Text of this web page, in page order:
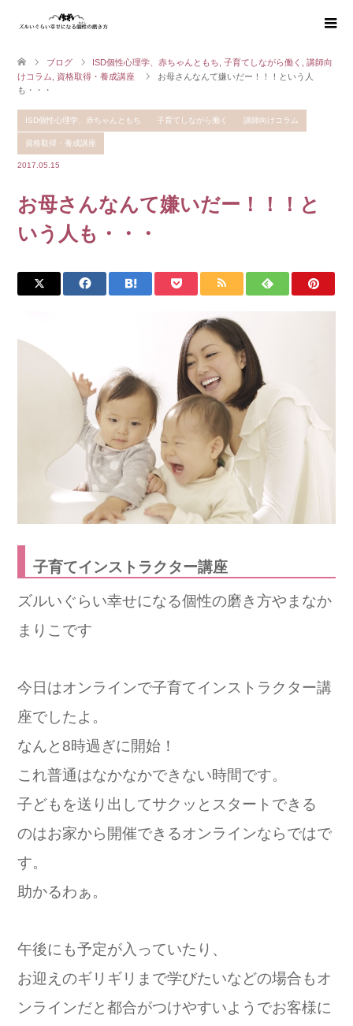
ブログ ISD個性心理学、赤ちゃんともち 子育てしながら働く
講師向
けコラム
資格取得・養成講座
お母さんなんて嫌いだー！！！という人
も・・・
ISD個性心理学、赤ちゃんともち 子育てしながら働く 講師向けコラム
資格取得・養成講座
2017.05.15
お母さんなんて嫌いだー！！！と
いう人も・・・
子育てインストラクター講座
ズルいぐらい幸せになる個性の磨き方やまなか
まりこです
今日はオンラインで子育てインストラクター講
座でしたよ。
なんと8時過ぎに開始！
これ普通はなかなかできない時間です。
子どもを送り出してサクッとスタートできる
のはお家から開催できるオンラインならではで
す。
助かるわぁ。
午後にも予定が入っていたり、
お迎えのギリギリまで学びたいなどの場合もオ
ンラインだと都合がつけやすいようでお客様に